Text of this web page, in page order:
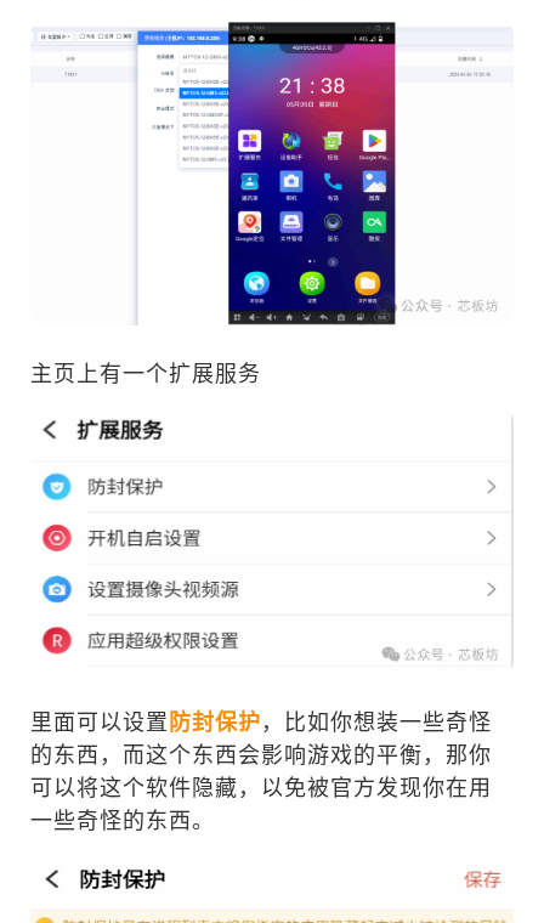
主页上有一个扩展服务
里面可以设置防封保护，比如你想装一些奇怪
的东西，而这个东西会影响游戏的平衡，那你
可以将这个软件隐藏，以免被官方发现你在用
一些奇怪的东西。